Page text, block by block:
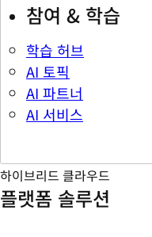
참여 & 학습
학습 허브
AI 토픽
AI 파트너
AI 서비스
하이브리드 클라우드
플랫폼 솔루션